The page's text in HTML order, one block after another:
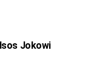
Jokowi